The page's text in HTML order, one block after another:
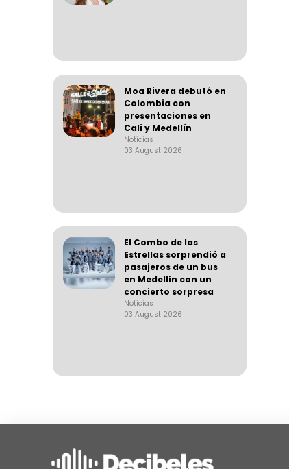
Moa Rivera debutó en
Colombia con
presentaciones en
Cali y Medellín
Noticias
03 August 2026
El Combo de las
Estrellas sorprendió a
pasajeros de un bus
en Medellín con un
concierto sorpresa
Noticias
03 August 2026